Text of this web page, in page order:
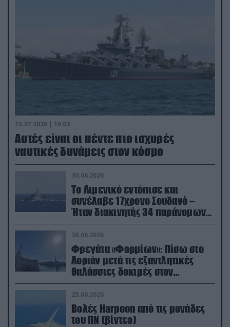
15.07.2026 | 16:03
Aυτές είναι οι πέντε πιο ισχυρές
ναυτικές δυνάμεις στον κόσμο
30.06.2026
Το Λιμενικό εντόπισε και
συνέλαβε 17χρονο Σουδανό –
Ήταν διακινητής 34 παράνομων
μεταναστών
30.06.2026
Φρεγάτα «Φορμίων»: Πίσω στο
Λοριάν μετά τις εξαντλητικές
θαλάσσιες δοκιμές στον
απαιτητικό Βισκαϊκό
25.06.2026
Βολές Harpoon από τις μονάδες
του ΠΝ (βίντεο)